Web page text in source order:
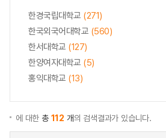
한경국립대학교 (271)
한국외국어대학교 (560)
한서대학교 (127)
한양여자대학교 (5)
홍익대학교 (13)
에 대한 총 112 개의 검색결과가 있습니다.